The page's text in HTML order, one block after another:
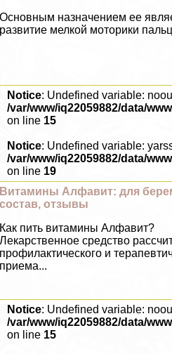
Основным назначением ее
развитие мелкой моторики
Notice: Undefined variable:
/var/www/iq22059882/data/
on line 15
Notice: Undefined variable:
/var/www/iq22059882/data/
on line 19
Витамины Алфавит: для
состав, отзывы
Как пить витамины Алфавит?
Лекарственное средство
профилактического и
приема...
Notice: Undefined variable:
/var/www/iq22059882/data/
on line 15